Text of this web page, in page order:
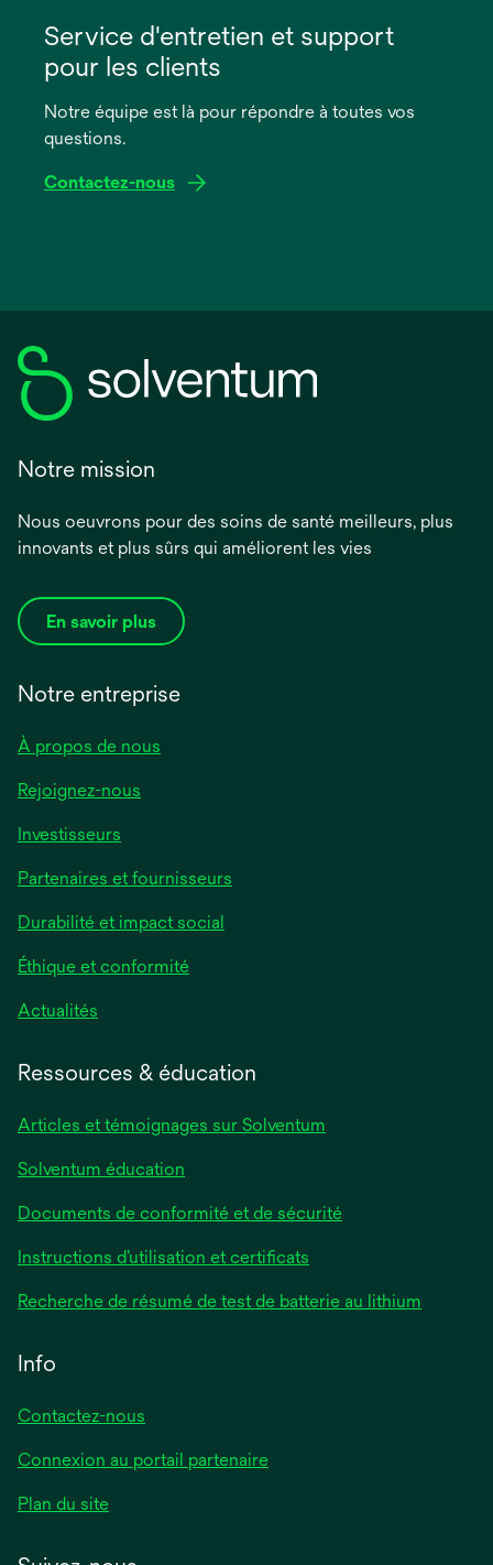
dans
nouvel
onglet
Service d'entretien et support
pour les clients
Notre équipe est là pour répondre à toutes vos
questions.
Contactez-nous
Notre mission
Nous oeuvrons pour des soins de santé meilleurs, plus
innovants et plus sûrs qui améliorent les vies
En savoir plus
Notre entreprise
À propos de nous
Rejoignez-nous
Investisseurs
Partenaires et fournisseurs
Durabilité et impact social
Éthique et conformité
Actualités
Ressources & éducation
Articles et témoignages sur Solventum
Solventum éducation
Documents de conformité et de sécurité
Instructions d’utilisation et certificats
Recherche de résumé de test de batterie au lithium
Info
Contactez-nous
Connexion au portail partenaire
Plan du site